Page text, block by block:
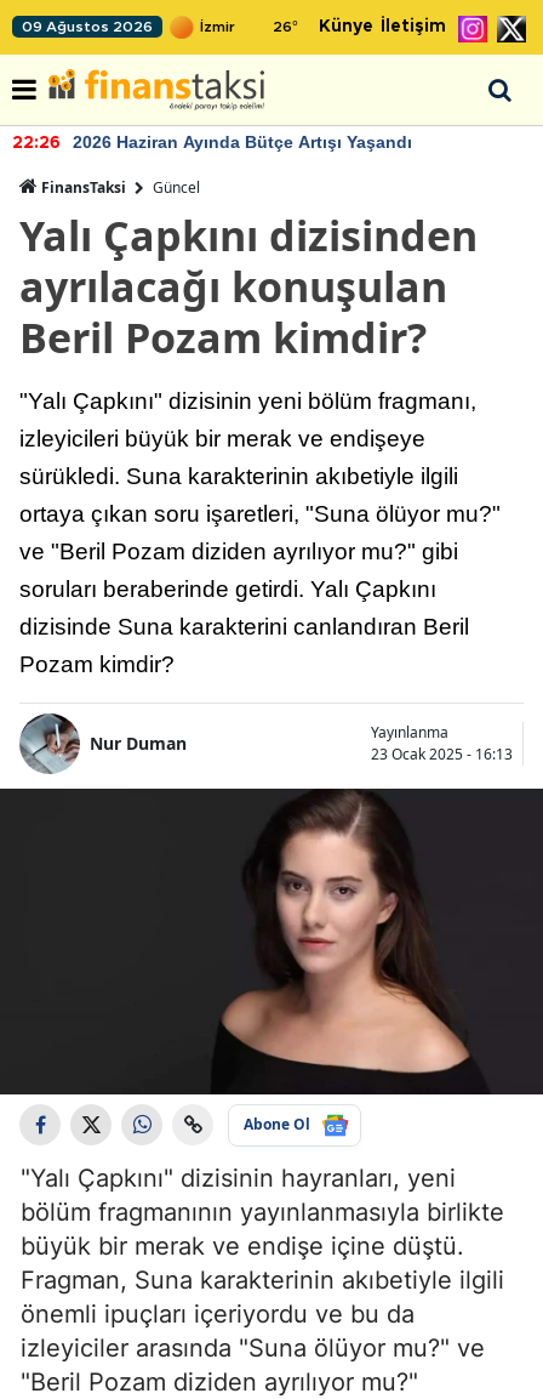
09 Ağustos 2026 26° Künye İletişim
22:26 2026 Haziran Ayında Bütçe Artışı Yaşandı
FinansTaksi Güncel
Yalı Çapkını dizisinden
ayrılacağı konuşulan
Beril Pozam kimdir?
"Yalı Çapkını" dizisinin yeni bölüm fragmanı,
izleyicileri büyük bir merak ve endişeye
sürükledi. Suna karakterinin akıbetiyle ilgili
ortaya çıkan soru işaretleri, "Suna ölüyor mu?"
ve "Beril Pozam diziden ayrılıyor mu?" gibi
soruları beraberinde getirdi. Yalı Çapkını
dizisinde Suna karakterini canlandıran Beril
Pozam kimdir?
Nur Duman
Yayınlanma
23 Ocak 2025 - 16:13
Abone Ol
"Yalı Çapkını" dizisinin hayranları, yeni
bölüm fragmanının yayınlanmasıyla birlikte
büyük bir merak ve endişe içine düştü.
Fragman, Suna karakterinin akıbetiyle ilgili
önemli ipuçları içeriyordu ve bu da
izleyiciler arasında "Suna ölüyor mu?" ve
"Beril Pozam diziden ayrılıyor mu?"